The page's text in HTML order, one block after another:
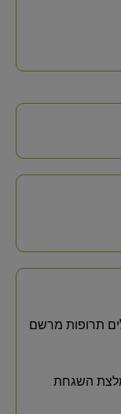
תרופות מרשם
השגחת